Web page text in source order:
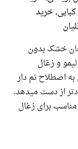
خرید
بدون
نم دار
میدهد.
زغال